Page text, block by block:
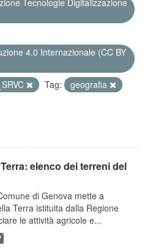
Tecnologie Digitalizzazione
4.0 Internazionale (CC BY
Tag:
geografia
elenco dei terreni del
di Genova mette a
Terra istituita dalla Regione
le attività agricole e...